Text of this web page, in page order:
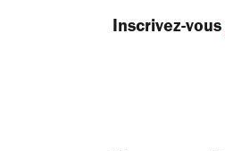
Inscrivez-vous